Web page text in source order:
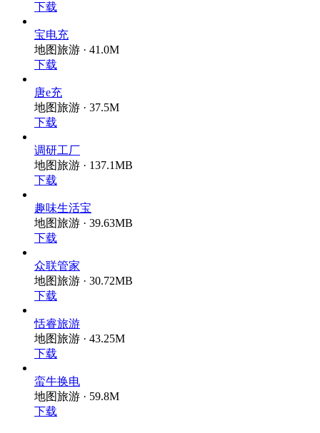
下载
宝电充
地图旅游 · 41.0M
下载
唐e充
地图旅游 · 37.5M
下载
调研工厂
地图旅游 · 137.1MB
下载
趣味生活宝
地图旅游 · 39.63MB
下载
众联管家
地图旅游 · 30.72MB
下载
恬睿旅游
地图旅游 · 43.25M
下载
蛮牛换电
地图旅游 · 59.8M
下载